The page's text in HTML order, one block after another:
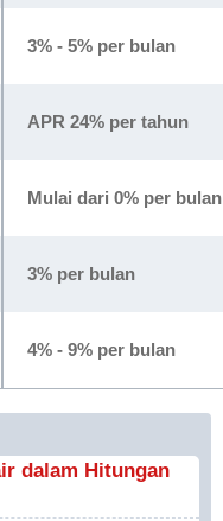
3% - 5% per bulan
APR 24% per tahun
Mulai dari 0% per bulan
3% per bulan
4% - 9% per bulan
dalam Hitungan